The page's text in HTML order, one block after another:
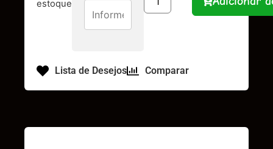
estoque
Lista de Desejos Comparar